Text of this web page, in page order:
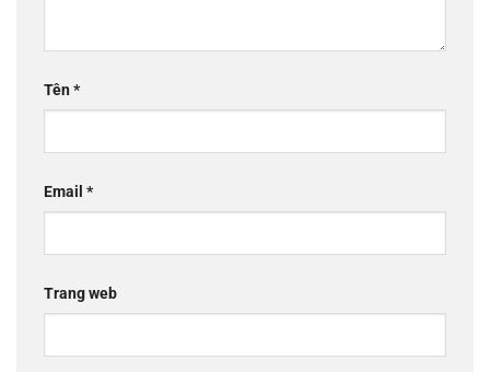
Tên*
Email *
Trang web